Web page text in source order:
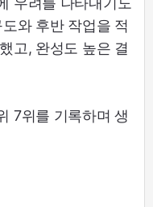
와 후반 작업을 적
고, 완성도 높은 결
7위를 기록하며 생